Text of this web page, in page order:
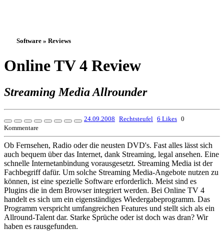
Software » Reviews
Online TV 4 Review
Streaming Media Allrounder
24.09.2008 Rechtsteufel 6 Likes 0
Kommentare
Ob Fernsehen, Radio oder die neusten DVD's. Fast alles lässt sich
auch bequem über das Internet, dank Streaming, legal ansehen. Eine
schnelle Internetanbindung vorausgesetzt. Streaming Media ist der
Fachbegriff dafür. Um solche Streaming Media-Angebote nutzen zu
können, ist eine spezielle Software erforderlich. Meist sind es
Plugins die in dem Browser integriert werden. Bei Online TV 4
handelt es sich um ein eigenständiges Wiedergabeprogramm. Das
Programm verspricht umfangreichen Features und stellt sich als ein
Allround-Talent dar. Starke Sprüche oder ist doch was dran? Wir
haben es rausgefunden.